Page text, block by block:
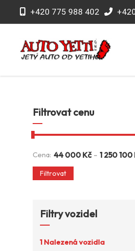
+420 775 988 402
Filtrovat cenu
Cena: 44 000 Kč - 1 250 100
Filtrovat
Filtry vozidel
1 Nalezená vozidla